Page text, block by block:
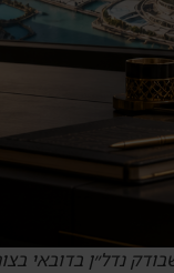
נדל״ן בדובאי